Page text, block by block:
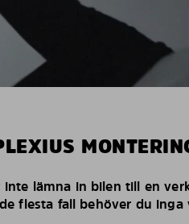
inte lämna in bilen till en
flesta fall behöver du inga